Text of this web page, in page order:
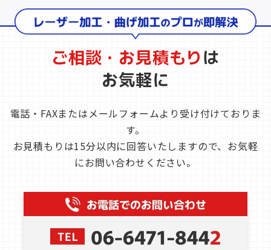
ご相談・お見積もりは
お気軽に
電話・FAXまたはメールフォームより受け付けておりま
す。
お見積もりは15分以内に回答いたしますので、お気軽
にお問い合わせください。